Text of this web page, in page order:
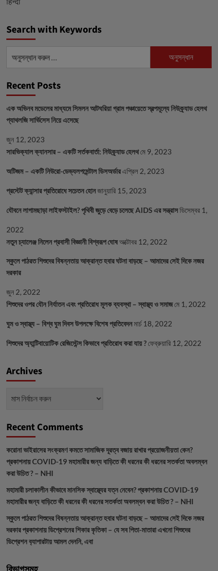
Search with Keywords
Recent Posts
এক অভিনব মডেলের মাধ্যমে সিমলন আটঘরিয়া গ্রাম পঞ্চায়েতে স্বল্পমূল্যে নিউক্র্যাড হেলথ
প্যাথলজি সার্ভিসেস নিয়ে এসেছে
জুন 12, 2023
সারভিক্যাল ক্যানসার – একটি সর্তকবার্তা: নিউক্র্যাড হেলথমে 9, 2023
অটিজম – একটি নিউরো-ডেভ্যলপমেন্টাল ডিসঅর্ডারএপ্রিল 2, 2023
প্রস্টেট ক্যান্সার প্রতিরোধে সচেতন হোনজানুয়ারি 15, 2023
যৌবনে লাগামছাড়া লাইফস্টাইল? পৃথিবী জুড়ে বেড়ে চলেছে AIDS এর সন্ত্রাসডিসেম্বর 1,
2022
নতুন চ্যালেঞ্জ নিলেন প্রবাসী বিজ্ঞানী বিশ্বরূপ ঘোষঅক্টোবর 12, 2022
স্কুলে পাঠরত শিশুদের বিষন্নতায় আক্রান্ত হবার ঘটনা বাড়ছে – আমাদের সেই দিকে নজর
দরকার
জুন 2, 2022
শিশুদের ওপর যৌন নির্যাতন এবং প্রতিরোধ মূলক ব্যবস্থা – স্বাস্থ্য ও সমাজমে 1, 2022
ঘুম ও স্বাস্থ্য – বিশ্ব ঘুম দিবস উপলক্ষে বিশেষ প্রতিবেদনমার্চ 18, 2022
শিশুদের অ্যান্টিবায়োটিক রেজিস্টেন্স কিভাবে প্রতিরোধ করা যায় ?ফেব্রুয়ারি 12, 2022
Archives
Archives
Recent Comments
করোনা ভাইরাসের সংক্রমণ কমতে সামাজিক দূরত্ব বজায় রাখার প্রয়োজনীয়তা কেন?
প্রকাশনায়COVID-19 মহামারীর জন্য বাড়িতে কী ধরনের কী ধরনের সতর্কতা অবলম্বন
করা উচিত ? – NHI
মহামারী চলাকালীন কীভাবে মানসিক স্বাস্থ্যের যত্ন নেবেন?প্রকাশনায়COVID-19
মহামারীর জন্য বাড়িতে কী ধরনের কী ধরনের সতর্কতা অবলম্বন করা উচিত ? – NHI
স্কুলে পাঠরত শিশুদের বিষন্নতায় আক্রান্ত হবার ঘটনা বাড়ছে – আমাদের সেই দিকে নজর
দরকারপ্রকাশনায়ডিপ্রেশনের শিকার কৃতিকা – যে সব পিতা-মাতারা এখনো শিশুদের
ডিপ্রেশন ব‍্যাপারটায় আমল দেননি, এবা